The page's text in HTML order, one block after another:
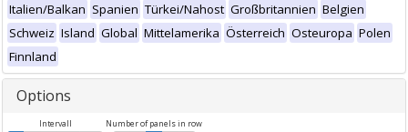
Italien/Balkan Spanien Türkei/Nahost Großbritannien Belgien
Schweiz Island Global Mittelamerika Österreich Osteuropa Polen
Finnland
Options
Intervall Number of panels in row